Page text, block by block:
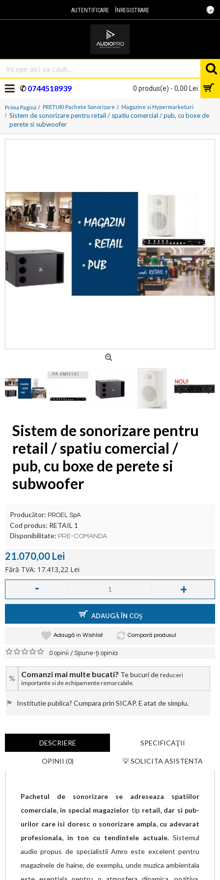
Lei
AUTENTIFICARE ÎNREGISTRARE
0 produs(e) - 0,00 Lei
✆0744518939
Prima Pagină PRETURI Pachete Sonorizare Magazine si Hypermarketuri
Sistem de sonorizare pentru retail / spatiu comercial / pub, cu boxe de
perete si subwoofer
Sistem de sonorizare pentru
retail / spatiu comercial /
pub, cu boxe de perete si
subwoofer
Producător: PROEL SpA
Cod produs: RETAIL 1
Disponibilitate: PRE-COMANDA
21.070,00 Lei
Fără TVA: 17.413,22 Lei
- +
ADAUGĂ ÎN COŞ
Adaugă in Wishlist Compară produsul
0 opinii /Spune-ţi opinia
% Comanzi mai multe bucati? Te bucuri de reduceri
importante si de echipamente remarcabile.
⚑ Institutie publica? Cumpara prin SICAP. E atat de simplu.
DESCRIERE SPECIFICAŢII
OPINII (0) 💡 SOLICITA ASISTENTA
Pachetul de sonorizare se adreseaza spatiilor
comerciale, in special magazielor tip retail, dar si pub-
urilor care isi doresc o sonorizare ampla, cu adevarat
profesionala, in ton cu tendintele actuale. Sistemul
audio propus de specialistii Amro este excelent pentru
magazinele de haine, de exemplu, unde muzica ambientala